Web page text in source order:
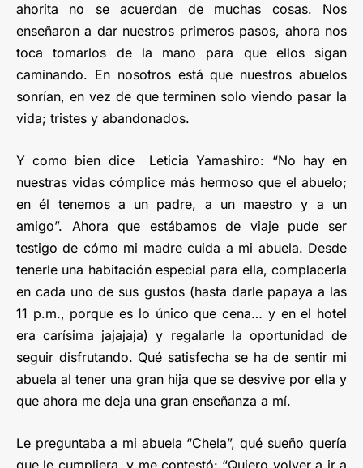
ahorita no se acuerdan de muchas cosas. Nos
enseñaron a dar nuestros primeros pasos, ahora nos
toca tomarlos de la mano para que ellos sigan
caminando. En nosotros está que nuestros abuelos
sonrían, en vez de que terminen solo viendo pasar la
vida; tristes y abandonados.
Y como bien dice Leticia Yamashiro: “No hay en
nuestras vidas cómplice más hermoso que el abuelo;
en él tenemos a un padre, a un maestro y a un
amigo”. Ahora que estábamos de viaje pude ser
testigo de cómo mi madre cuida a mi abuela. Desde
tenerle una habitación especial para ella, complacerla
en cada uno de sus gustos (hasta darle papaya a las
11 p.m., porque es lo único que cena… y en el hotel
era carísima jajajaja) y regalarle la oportunidad de
seguir disfrutando. Qué satisfecha se ha de sentir mi
abuela al tener una gran hija que se desvive por ella y
que ahora me deja una gran enseñanza a mí.
Le preguntaba a mi abuela “Chela”, qué sueño quería